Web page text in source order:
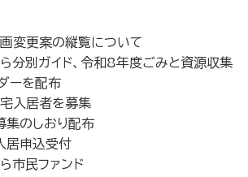
変更案の縦覧について
分別ガイド、令和8年度ごみと資源収集
ーを配布
入居者を募集
集のしおり配布
居申込受付
市民ファンド